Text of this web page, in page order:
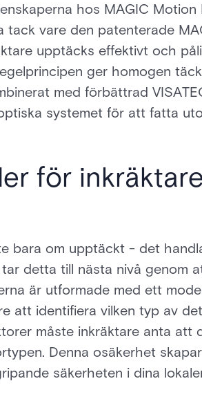
hos MAGIC
tack vare den patenterade
upptäcks effektivt och
ger homogen
med förbättrad
systemet för att fatta
för
bara om upptäckt - det
detta till nästa nivå genom
är utformade med ett
att identifiera vilken typ av
måste inkräktare anta
Denna osäkerhet
säkerheten i dina